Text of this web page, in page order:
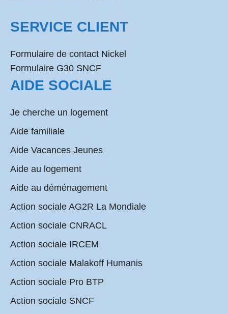
SERVICE CLIENT
Formulaire de contact Nickel
Formulaire G30 SNCF
AIDE SOCIALE
Je cherche un logement
Aide familiale
Aide Vacances Jeunes
Aide au logement
Aide au déménagement
Action sociale AG2R La Mondiale
Action sociale CNRACL
Action sociale IRCEM
Action sociale Malakoff Humanis
Action sociale Pro BTP
Action sociale SNCF